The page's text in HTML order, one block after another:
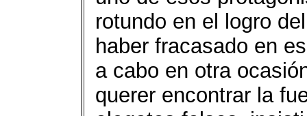
rotundo en el logro
haber fracasado en
a cabo en otra
querer encontrar la